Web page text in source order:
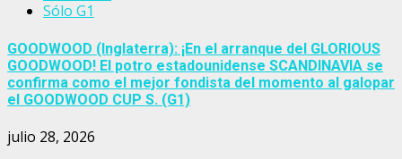
Sólo G1
GOODWOOD (Inglaterra): ¡En el arranque del GLORIOUS
GOODWOOD! El potro estadounidense SCANDINAVIA se
confirma como el mejor fondista del momento al galopar
el GOODWOOD CUP S. (G1)
julio 28, 2026